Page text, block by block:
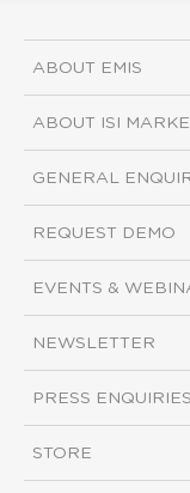
ABOUT EMIS
ABOUT ISI
GENERAL
REQUEST DEMO
EVENTS &
NEWSLETTER
PRESS ENQUIRIES
STORE